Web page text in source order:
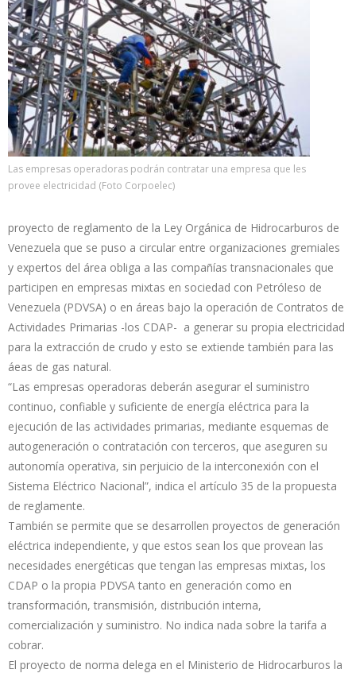
Las empresas operadoras podrán contratar una empresa que les
provee electricidad (Foto Corpoelec)
proyecto de reglamento de la Ley Orgánica de Hidrocarburos de
Venezuela que se puso a circular entre organizaciones gremiales
y expertos del área obliga a las compañías transnacionales que
participen en empresas mixtas en sociedad con Petróleso de
Venezuela (PDVSA) o en áreas bajo la operación de Contratos de
Actividades Primarias -los CDAP- a generar su propia electricidad
para la extracción de crudo y esto se extiende también para las
áeas de gas natural.
“Las empresas operadoras deberán asegurar el suministro
continuo, confiable y suficiente de energía eléctrica para la
ejecución de las actividades primarias, mediante esquemas de
autogeneración o contratación con terceros, que aseguren su
autonomía operativa, sin perjuicio de la interconexión con el
Sistema Eléctrico Nacional”, indica el artículo 35 de la propuesta
de reglamente.
También se permite que se desarrollen proyectos de generación
eléctrica independiente, y que estos sean los que provean las
necesidades energéticas que tengan las empresas mixtas, los
CDAP o la propia PDVSA tanto en generación como en
transformación, transmisión, distribución interna,
comercialización y suministro. No indica nada sobre la tarifa a
cobrar.
El proyecto de norma delega en el Ministerio de Hidrocarburos la